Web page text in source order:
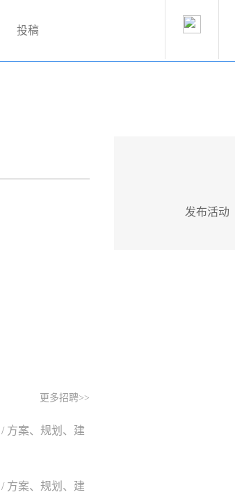
投稿
更多招聘>>
/ 方案、规划、建
/ 方案、规划、建
发布活动